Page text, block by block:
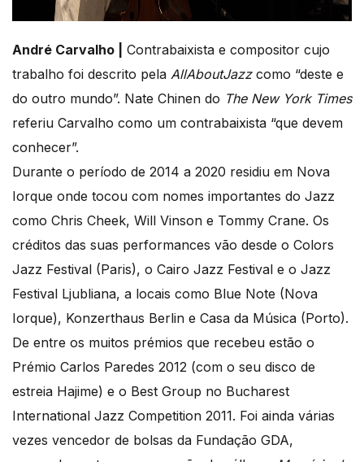
André Carvalho |
Contrabaixista e compositor cujo
trabalho foi descrito pela AllAboutJazzcomo “deste e
do outro mundo”. Nate Chinen do The New York Times
referiu Carvalho como um contrabaixista “que devem
conhecer”.
Durante o período de 2014 a 2020 residiu em Nova
Iorque onde tocou com nomes importantes do Jazz
como Chris Cheek, Will Vinson e Tommy Crane. Os
créditos das suas performances vão desde o Colors
Jazz Festival (Paris), o Cairo Jazz Festival e o Jazz
Festival Ljubliana, a locais como Blue Note (Nova
Iorque), Konzerthaus Berlin e Casa da Música (Porto).
De entre os muitos prémios que recebeu estão o
Prémio Carlos Paredes 2012 (com o seu disco de
estreia Hajime) e o Best Group no Bucharest
International Jazz Competition 2011. Foi ainda várias
vezes vencedor de bolsas da Fundação GDA,